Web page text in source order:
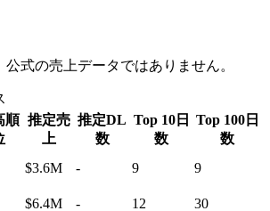
式の売上データではありません。
順 推定売
上
推定DL
数
Top 10日
数
Top 100日
数
$3.6M - 9
9
$6.4M - 12 30